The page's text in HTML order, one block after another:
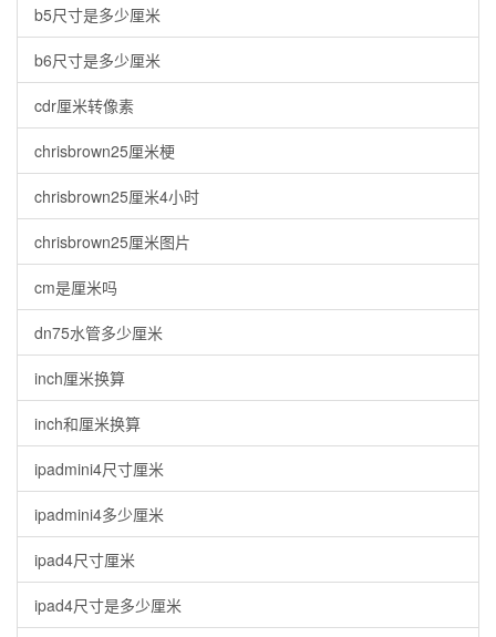
b5尺寸是多少厘米
b6尺寸是多少厘米
cdr厘米转像素
chrisbrown25厘米梗
chrisbrown25厘米4小时
chrisbrown25厘米图片
cm是厘米吗
dn75水管多少厘米
inch厘米换算
inch和厘米换算
ipadmini4尺寸厘米
ipadmini4多少厘米
ipad4尺寸厘米
ipad4尺寸是多少厘米